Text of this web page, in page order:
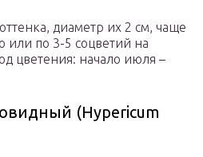
диаметр их 2 см, чаще
или по 3-5 соцветий на
цветения: начало июля –
(Hypericum